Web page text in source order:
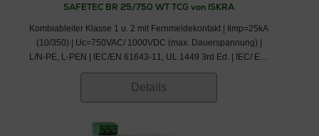
SAFETEC BR 25/750 WT TCG von ISKRA
Kombiableiter Klasse 1 u. 2 mit Fernmeldekontakt | Iimp=25kA
(10/350) | Uc=750VAC/ 1000VDC (max. Dauerspannung) |
L/N-PE, L-PEN | IEC/EN 61643-11, UL 1449 3rd Ed. | IEC/ EN/
VDE: Klasse I,II/ Typ 1,2/ B+C
Details